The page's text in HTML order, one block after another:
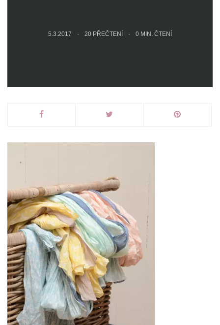
5.3.2017 20 PŘEČTENÍ 0 MIN. ČTENÍ